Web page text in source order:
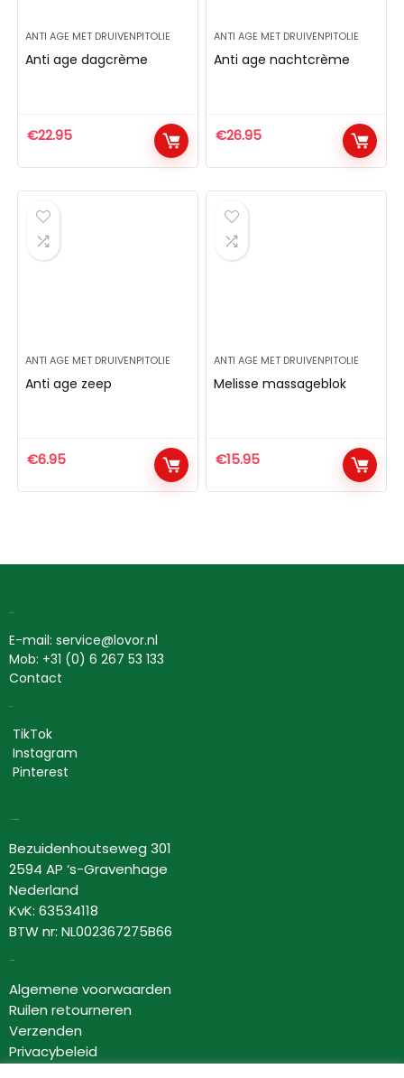
ANTI AGE MET DRUIVENPITOLIE
Anti age dagcrème
€22.95
ANTI AGE MET DRUIVENPITOLIE
Anti age nachtcrème
€26.95
ANTI AGE MET DRUIVENPITOLIE
Anti age zeep
€6.95
ANTI AGE MET DRUIVENPITOLIE
Melisse massageblok
€15.95
E-mail: service@lovor.nl
Mob: +31 (0) 6 267 53 133
Contact
TikTok
Instagram
Pinterest
Bezuidenhoutseweg 301
2594 AP ‘s-Gravenhage
Nederland
KvK: 63534118
BTW nr: NL002367275B66
Algemene voorwaarden
Ruilen retourneren
Verzenden
Privacybeleid